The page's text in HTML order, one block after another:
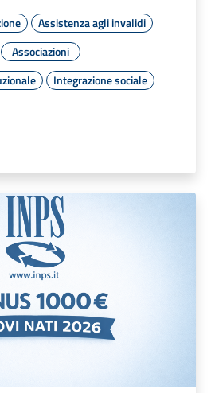
Assistenza agli invalidi
Associazioni
Integrazione sociale